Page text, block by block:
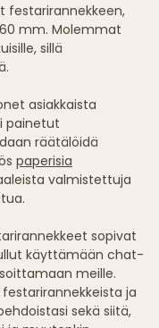
festarirannekkeen,
mm. Molemmat
sillä
asiakkaista
painetut
räätälöidä
paperisia
valmistettuja
sopivat
käyttämään chat-
meille.
ja
sekä siitä,